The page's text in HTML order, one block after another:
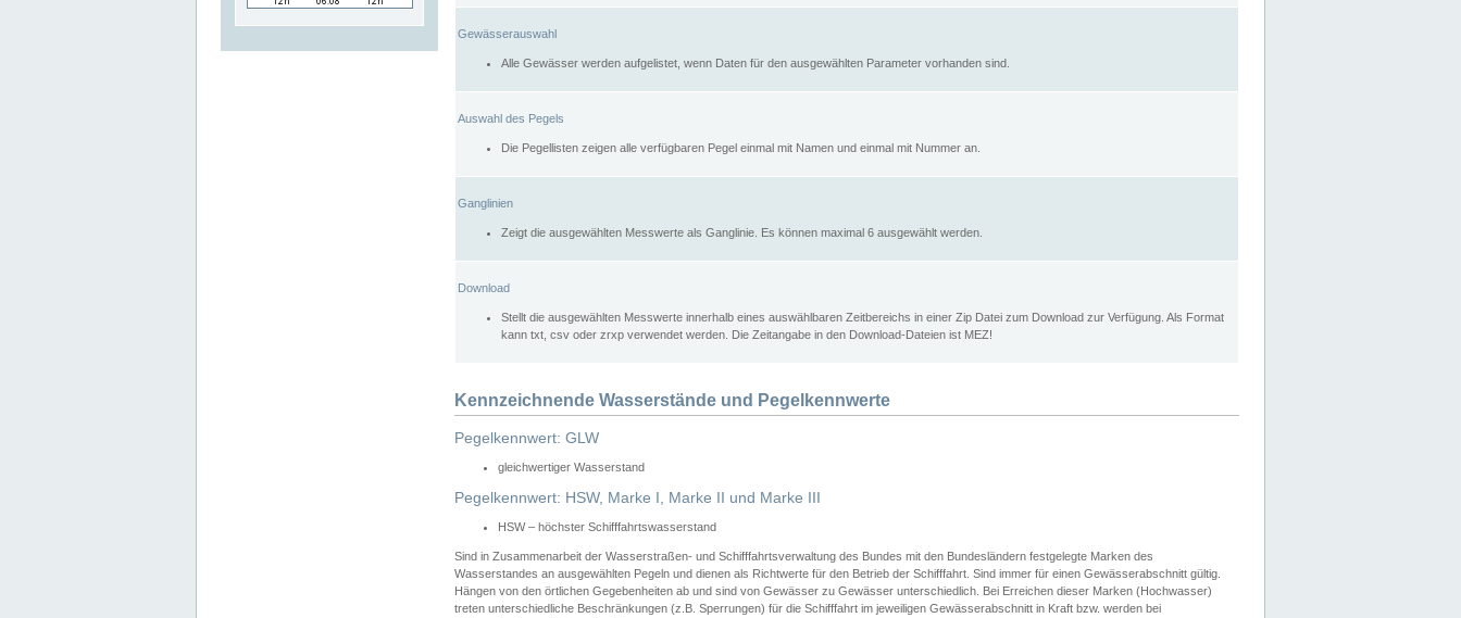
Gewässerauswahl
Alle Gewässer werden aufgelistet, wenn Daten für den ausgewählten Parameter vorhanden sind.
Auswahl des Pegels
Die Pegellisten zeigen alle verfügbaren Pegel einmal mit Namen und einmal mit Nummer an.
Ganglinien
Zeigt die ausgewählten Messwerte als Ganglinie. Es können maximal 6 ausgewählt werden.
Download
Stellt die ausgewählten Messwerte innerhalb eines auswählbaren Zeitbereichs in einer Zip Datei zum Download zur Verfügung. Als Format
kann txt, csv oder zrxp verwendet werden. Die Zeitangabe in den Download-Dateien ist MEZ!
Kennzeichnende Wasserstände und Pegelkennwerte
Pegelkennwert: GLW
gleichwertiger Wasserstand
Pegelkennwert: HSW, Marke I, Marke II und Marke III
HSW – höchster Schifffahrtswasserstand
Sind in Zusammenarbeit der Wasserstraßen- und Schifffahrtsverwaltung des Bundes mit den Bundesländern festgelegte Marken des
Wasserstandes an ausgewählten Pegeln und dienen als Richtwerte für den Betrieb der Schifffahrt. Sind immer für einen Gewässerabschnitt gültig.
Hängen von den örtlichen Gegebenheiten ab und sind von Gewässer zu Gewässer unterschiedlich. Bei Erreichen dieser Marken (Hochwasser)
treten unterschiedliche Beschränkungen (z.B. Sperrungen) für die Schifffahrt im jeweiligen Gewässerabschnitt in Kraft bzw. werden bei